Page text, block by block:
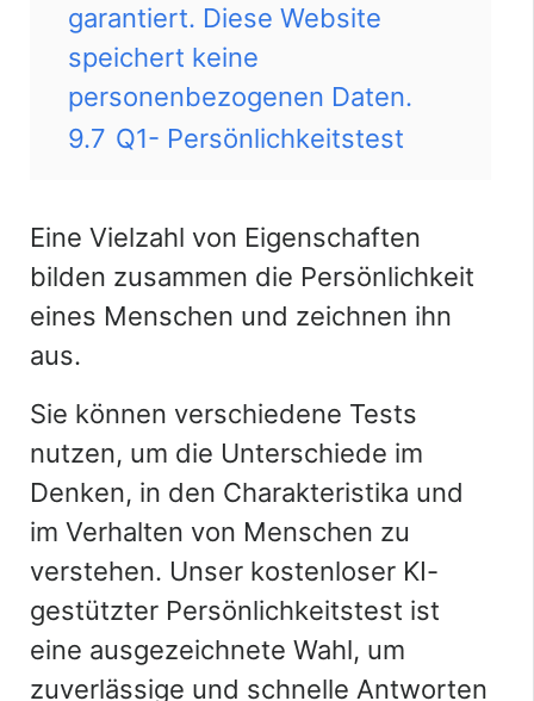
garantiert. Diese Website
speichert keine
personenbezogenen Daten.
9.7 Q1- Persönlichkeitstest
Eine Vielzahl von Eigenschaften
bilden zusammen die Persönlichkeit
eines Menschen und zeichnen ihn
aus.
Sie können verschiedene Tests
nutzen, um die Unterschiede im
Denken, in den Charakteristika und
im Verhalten von Menschen zu
verstehen. Unser kostenloser KI-
gestützter Persönlichkeitstest ist
eine ausgezeichnete Wahl, um
zuverlässige und schnelle Antworten